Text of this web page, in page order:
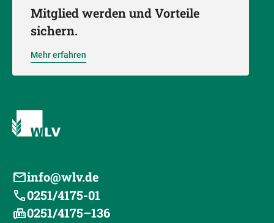
Mitglied werden und Vorteile
sichern.
Mehr erfahren
info@wlv.de
0251/4175-01
0251/4175–136